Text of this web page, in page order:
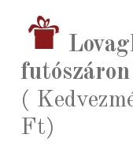
futószáron
(
Ft)